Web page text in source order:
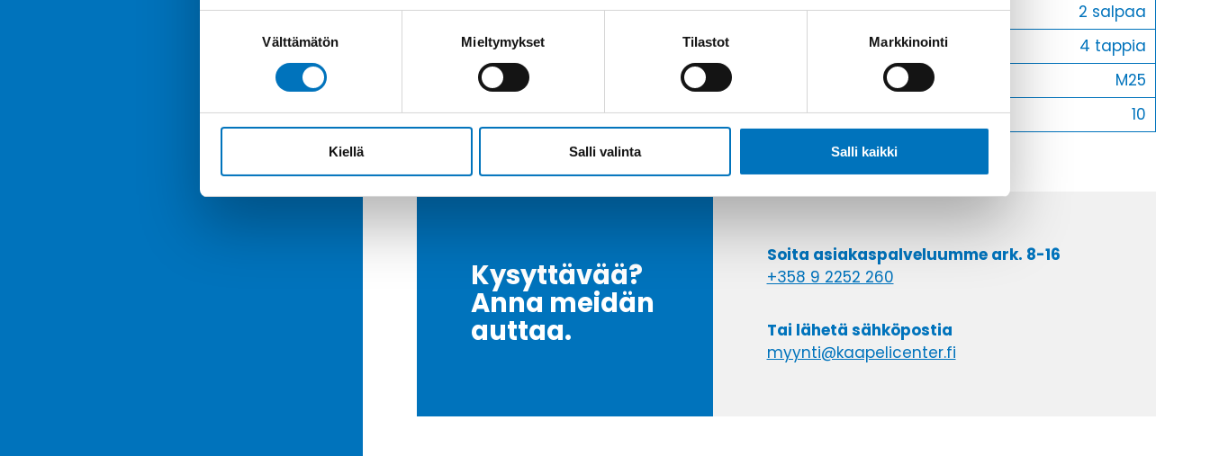
Välttämätön Mieltymykset Tilastot Markkinointi
Kiellä Salli valinta Salli kaikki
Lukitus
2 salpaa
Vastakohta L
4 tappia
Läpivienti
M25
Myyntierä
10
Kysyttävää?
Anna meidän
auttaa.
Soita asiakaspalveluumme ark. 8-16
+358 9 2252 260
Tai lähetä sähköpostia
myynti@kaapelicenter.fi